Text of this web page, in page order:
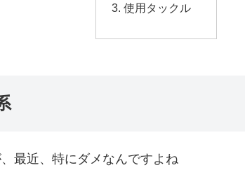
使用タックル
最近、特にダメなんですよね